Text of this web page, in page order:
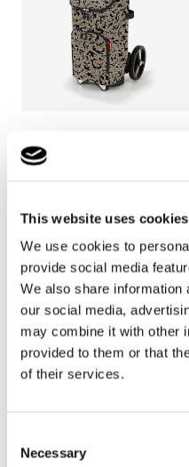
This website uses cookies
We use cookies to
provide social media
We also share information
our social media,
may combine it with other
provided to them or that
of their services.
Selection
Necessary
baroque marble
Normaler
Preis
49,95€